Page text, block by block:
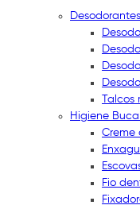
Desodorantes
Talcos
Higiene Bucal
Creme
Fio